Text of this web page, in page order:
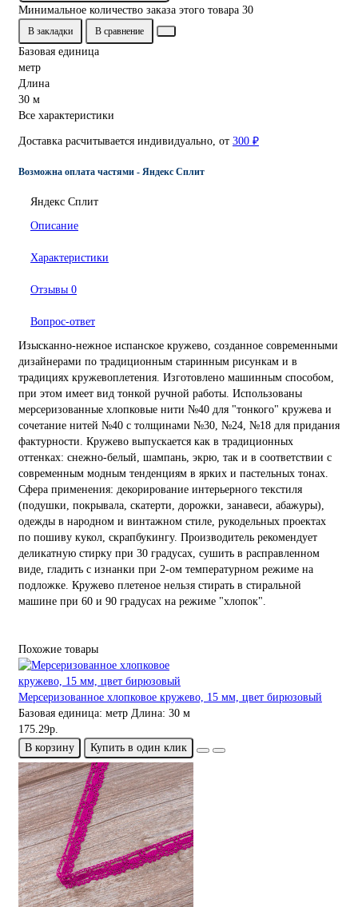
Минимальное количество заказа этого товара 30
В закладки В сравнение
Базовая единица
метр
Длина
30 м
Все характеристики
Доставка расчитывается индивидуально, от 300 ₽
Возможна оплата частями - Яндекс Сплит
Яндекс Сплит
Описание
Характеристики
Отзывы 0
Вопрос-ответ
Изысканно-нежное испанское кружево, созданное современными
дизайнерами по традиционным старинным рисункам и в
традициях кружевоплетения. Изготовлено машинным способом,
при этом имеет вид тонкой ручной работы. Использованы
мерсеризованные хлопковые нити №40 для "тонкого" кружева и
сочетание нитей №40 с толщинами №30, №24, №18 для придания
фактурности. Кружево выпускается как в традиционных
оттенках: снежно-белый, шампань, экрю, так и в соответствии с
современным модным тенденциям в ярких и пастельных тонах.
Сфера применения: декорирование интерьерного текстиля
(подушки, покрывала, скатерти, дорожки, занавеси, абажуры),
одежды в народном и винтажном стиле, рукодельных проектах
по пошиву кукол, скрапбукингу. Производитель рекомендует
деликатную стирку при 30 градусах, сушить в расправленном
виде, гладить с изнанки при 2-ом температурном режиме на
подложке. Кружево плетеное нельзя стирать в стиральной
машине при 60 и 90 градусах на режиме "хлопок".
Похожие товары
Мерсеризованное хлопковое кружево, 15 мм, цвет бирюзовый
Базовая единица: метр Длина: 30 м
175.29р.
В корзину
Купить в один клик